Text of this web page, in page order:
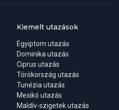
valamint legmelegebb tengervizet
párás időjárása ebben az
próbáló lehet. A májusi, júniusi,
talán a legkellemesebbek
valamint a zsúfoltság is
mondható.
hogy beszerezhessük a
illetve egy egy órás
Kiemelt utazások
Egyiptom utazás
Dominika utazás
Ciprus utazás
Törökország utazás
Tunézia utazás
Mexikó utazás
Maldív-szigetek utazás